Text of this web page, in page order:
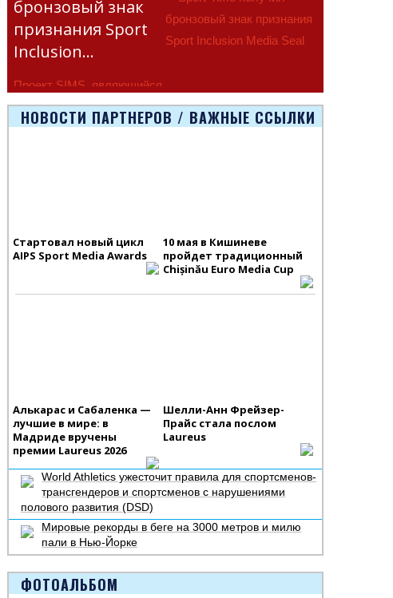
бронзовый знак
признания Sport
Inclusion…
Проект SIMS, являющийся
частью программы
Erasmus+ Европейско
НОВОСТИ ПАРТНЕРОВ / ВАЖНЫЕ ССЫЛКИ
Стартовал новый цикл
AIPS Sport Media Awards
10 мая в Кишиневе
пройдет традиционный
Chișinău Euro Media Cup
Алькарас и Сабаленка —
лучшие в мире: в
Мадриде вручены
премии Laureus 2026
Шелли-Анн Фрейзер-
Прайс стала послом
Laureus
World Athletics ужесточит правила для спортсменов-
трансгендеров и спортсменов с нарушениями
полового развития (DSD)
Мировые рекорды в беге на 3000 метров и милю
пали в Нью-Йорке
ФОТОАЛЬБОМ